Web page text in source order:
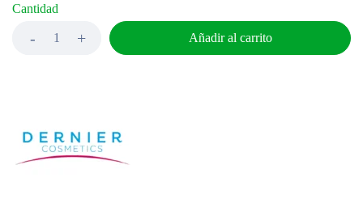
Cantidad
Añadir al carrito